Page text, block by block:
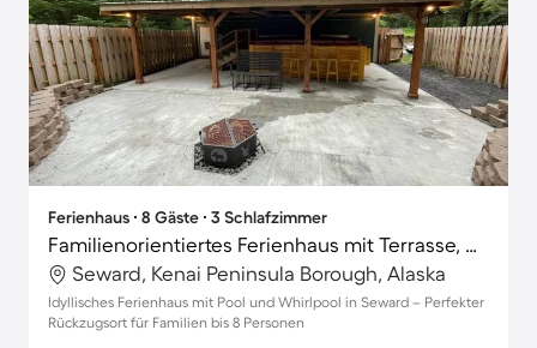
Ferienhaus ∙ 8 Gäste ∙ 3 Schlafzimmer
Familienorientiertes Ferienhaus mit Terrasse, Whirlpool und Garten
Seward, Kenai Peninsula Borough, Alaska
Idyllisches Ferienhaus mit Pool und Whirlpool in Seward – Perfekter
Rückzugsort für Familien bis 8 Personen